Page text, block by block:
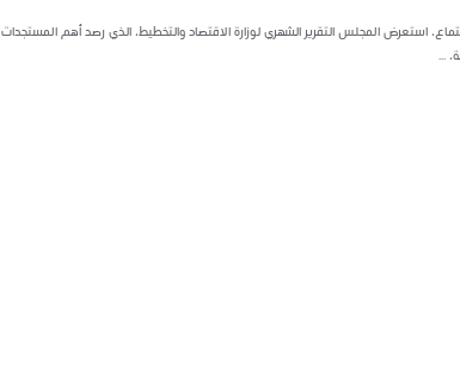
استعرض المجلس التقرير الشهري لوزارة الاقتصاد والتخطيط، الذي رصد أهم المستجدات
...